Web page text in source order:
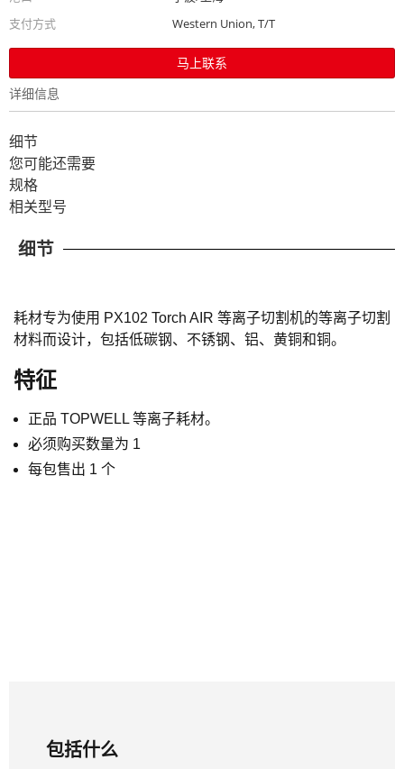
支付方式
Western Union, T/T
马上联系
详细信息
细节
您可能还需要
规格
相关型号
细节
耗材专为使用 PX102 Torch AIR 等离子切割机的等离子切割
材料而设计，包括低碳钢、不锈钢、铝、黄铜和铜。
特征
正品 TOPWELL 等离子耗材。
必须购买数量为 1
每包售出 1 个
包括什么